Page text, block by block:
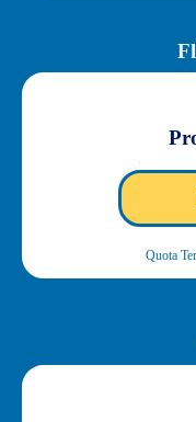
Quota